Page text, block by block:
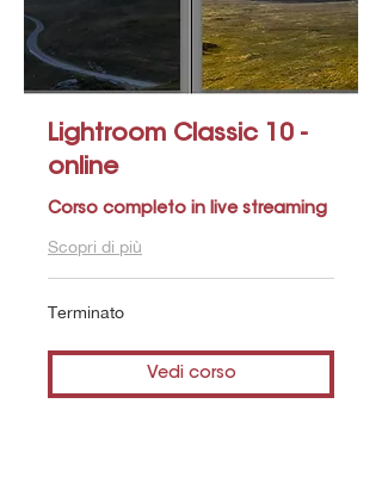
Lightroom Classic 10 -
online
Corso completo in live streaming
Scopri di più
Terminato
Vedi corso